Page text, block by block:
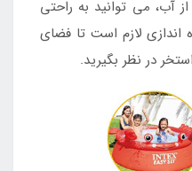
آب، می توانید به راحتی
اندازی لازم است تا فضای
در نظر بگیرید.